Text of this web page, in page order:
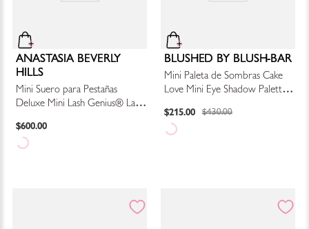
ANASTASIA BEVERLY
HILLS
Mini Suero para Pestañas
Deluxe Mini Lash Genius® Lash
$600.00
BLUSHED BY BLUSH-BAR
Mini Paleta de Sombras Cake
Love Mini Eye Shadow Palette -
$215.00 $430.00